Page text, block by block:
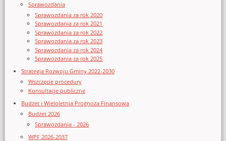
Sprawozdania
Sprawozdania za rok 2020
Sprawozdania za rok 2021
Sprawozdania za rok 2022
Sprawozdania za rok 2023
Sprawozdania za rok 2024
Sprawozdania za rok 2025
Strategia Rozwoju Gminy 2022-2030
Wszczęcie procedury
Konsultacje publiczne
Budżet i Wieloletnia Prognoza Finansowa
Budżet 2026
Sprawozdania - 2026
WPF 2026-2037